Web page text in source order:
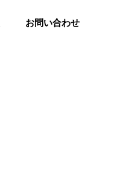
お問い合わせ